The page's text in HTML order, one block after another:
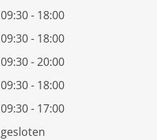
09:30 - 18:00
09:30 - 18:00
09:30 - 20:00
09:30 - 18:00
09:30 - 17:00
gesloten